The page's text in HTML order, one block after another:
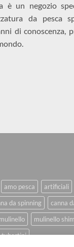
è un negozio
da pesca
di conoscenza,
amo pesca artificiali
da spinning canna
mulinello mulinello
tubertini